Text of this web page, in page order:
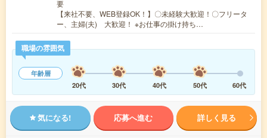
要
【来社不要、WEB登録OK！】〇未経験大歓迎！〇フリータ
ー、主婦(夫) 大歓迎！ ※お仕事の掛け持ち…
職場の雰囲気
年齢層
20代
30代 40代 50代 60代
気になる! 応募へ進む 詳しく見る